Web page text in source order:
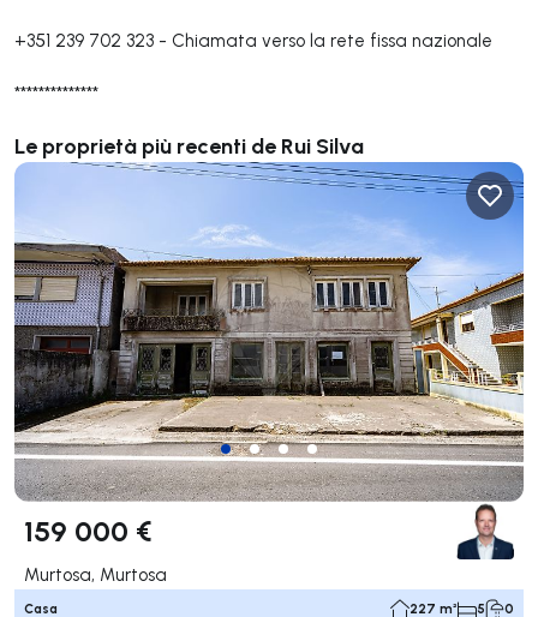
+351 239 702 323 - Chiamata verso la rete fissa nazionale
**************
Le proprietà più recenti de Rui Silva
159 000 €
Murtosa, Murtosa
Casa 227 m² 5 0